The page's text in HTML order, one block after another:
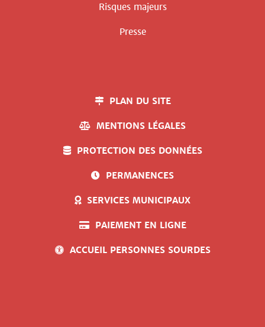
Risques majeurs
Presse
PLAN DU SITE
MENTIONS LÉGALES
PROTECTION DES DONNÉES
PERMANENCES
SERVICES MUNICIPAUX
PAIEMENT EN LIGNE
ACCUEIL PERSONNES SOURDES